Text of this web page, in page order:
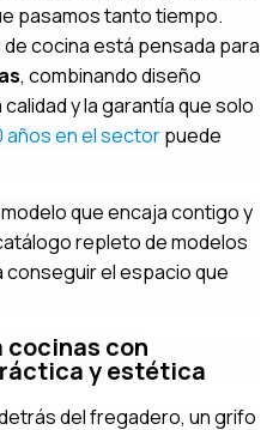
pasamos tanto tiempo.
cocina está pensada para
, combinando diseño
y la garantía que solo
años en el sectorpuede
que encaja contigo y
repleto de modelos
conseguir el espacio que
con
y estética
del fregadero, un grifo